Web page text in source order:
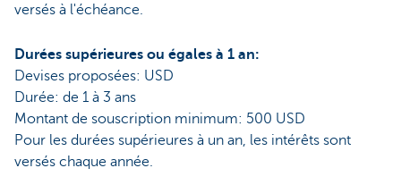
versés à l'échéance.
Durées supérieures ou égales à 1 an:
Devises proposées: USD
Durée: de 1 à 3 ans
Montant de souscription minimum: 500 USD
Pour les durées supérieures à un an, les intérêts sont
versés chaque année.